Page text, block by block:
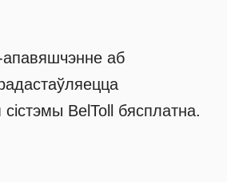
аб
сістэмы BelToll бясплатна.